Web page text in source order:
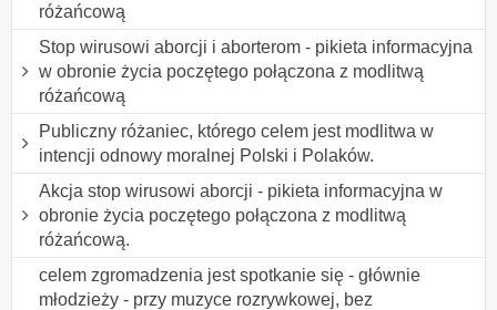
różańcową
Stop wirusowi aborcji i aborterom - pikieta informacyjna
w obronie życia poczętego połączona z modlitwą
różańcową
Publiczny różaniec, którego celem jest modlitwa w
intencji odnowy moralnej Polski i Polaków.
Akcja stop wirusowi aborcji - pikieta informacyjna w
obronie życia poczętego połączona z modlitwą
różańcową.
celem zgromadzenia jest spotkanie się - głównie
młodzieży - przy muzyce rozrywkowej, bez